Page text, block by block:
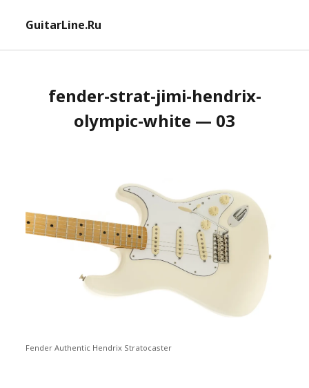
GuitarLine.Ru
fender-strat-jimi-hendrix-
olympic-white — 03
Fender Authentic Hendrix Stratocaster